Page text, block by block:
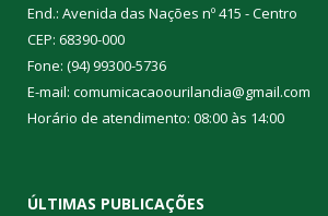
End.: Avenida das Nações nº 415 - Centro
CEP: 68390-000
Fone: (94) 99300-5736
E-mail: comumicacaoourilandia@gmail.com
Horário de atendimento: 08:00 às 14:00
ÚLTIMAS PUBLICAÇÕES